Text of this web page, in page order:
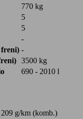
770 kg
5
5
-
freni) -
3500 kg
690 - 2010 l
209 g/km (komb.)